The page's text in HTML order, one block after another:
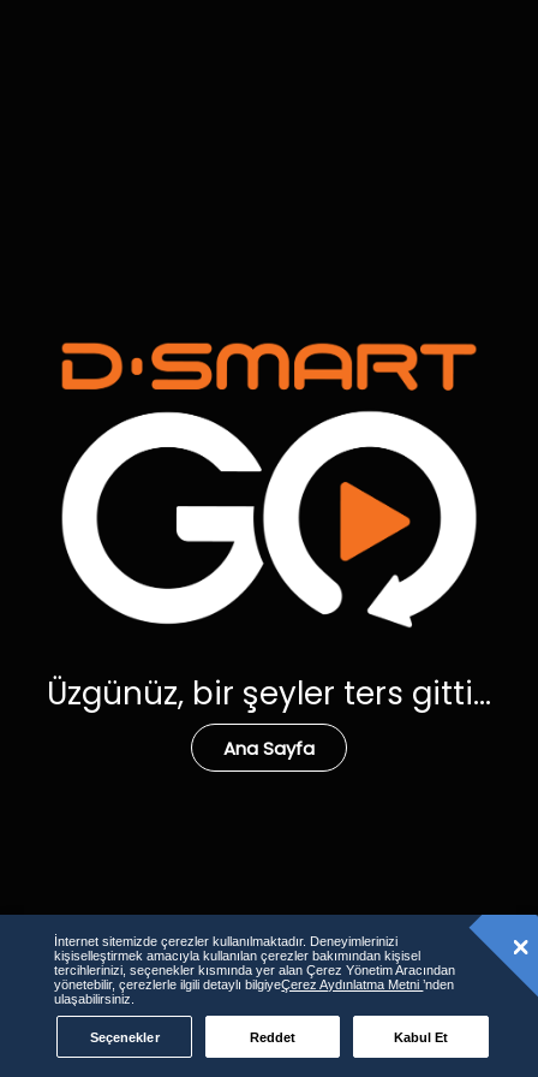
Üzgünüz, bir şeyler ters gitti...
Ana Sayfa
İnternet sitemizde çerezler kullanılmaktadır. Deneyimlerinizi
kişiselleştirmek amacıyla kullanılan çerezler bakımından kişisel
tercihlerinizi, seçenekler kısmında yer alan Çerez Yönetim Aracından
yönetebilir, çerezlerle ilgili detaylı bilgiyeÇerez Aydınlatma Metni’nden
ulaşabilirsiniz.
Seçenekler Reddet Kabul Et